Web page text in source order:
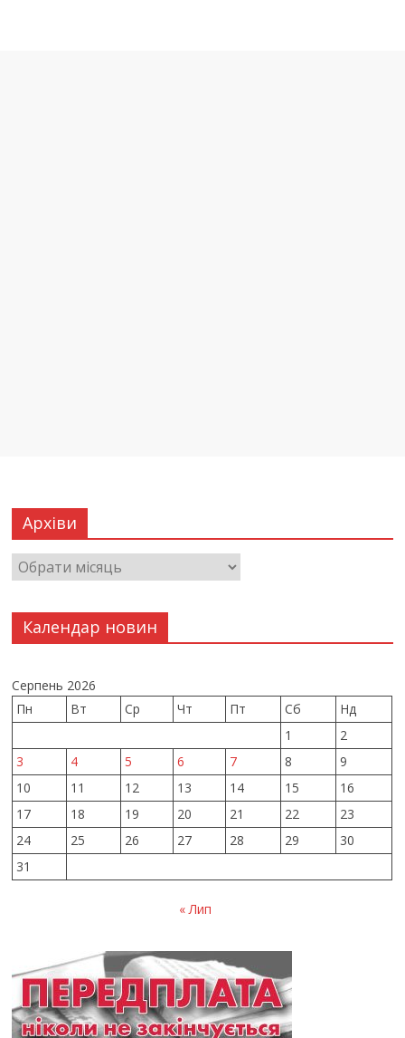
Архіви
Календар новин
Серпень 2026
Пн
Вт Ср Чт Пт Сб
Нд
1
2
3
4 5 6 7 8
9
10
11 12 13 14 15
16
17
18 19 20 21 22
23
24
25 26 27 28 29
30
31
« Лип